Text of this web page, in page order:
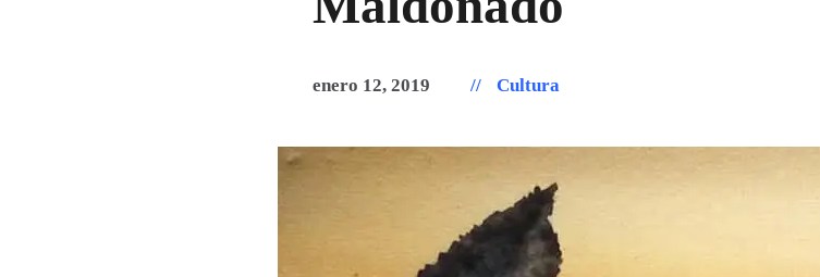
enero 12, 2019 Cultura